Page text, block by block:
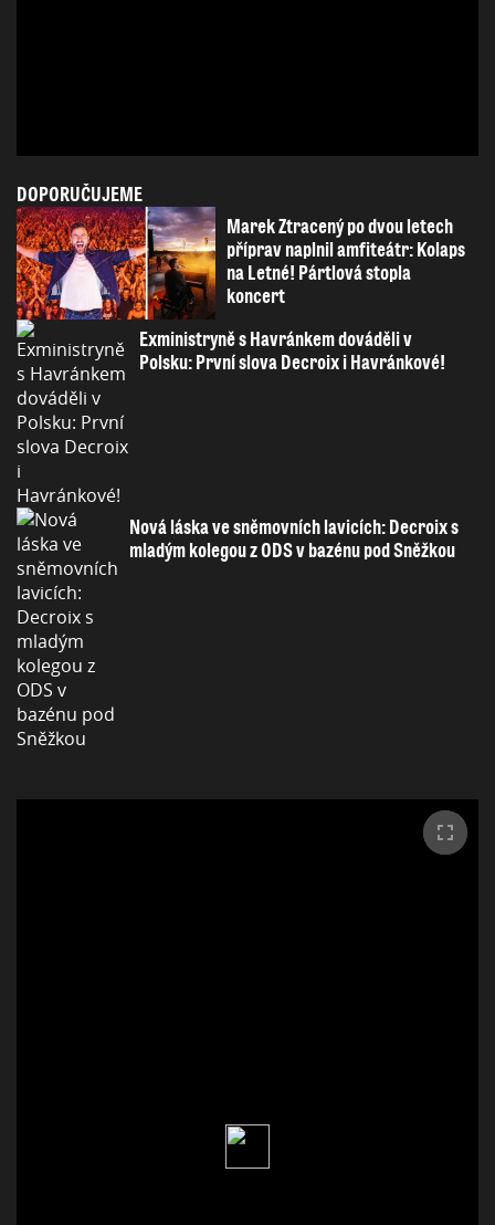
DOPORUČUJEME
Marek Ztracený po dvou letech
příprav naplnil amfiteátr: Kolaps
na Letné! Pártlová stopla
koncert
Exministryně s Havránkem dováděli v
Polsku: První slova Decroix i Havránkové!
Nová láska ve sněmovních lavicích: Decroix s
mladým kolegou z ODS v bazénu pod Sněžkou